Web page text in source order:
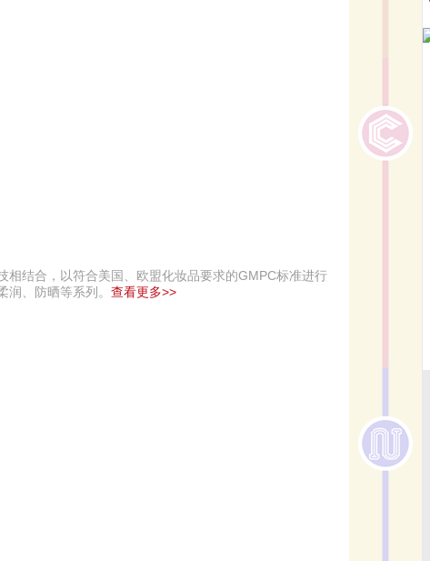
结合，以符合美国、欧盟化妆品要求的GMPC标准进行
、防晒等系列。 查看更多>>